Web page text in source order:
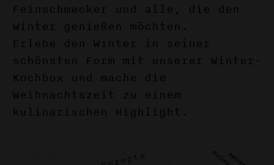
Feinschmecker und alle, die den
Winter genießen möchten.
Erlebe den Winter in seiner
schönsten Form mit unserer Winter-
Kochbox und mache die
Weihnachtszeit zu einem
kulinarischen Highlight.